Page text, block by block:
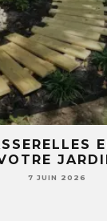
7 JUIN 2026